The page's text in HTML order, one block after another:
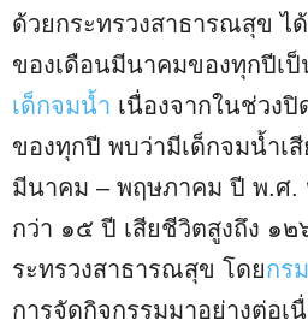
ด้วยกระทรวงสาธารณสุข ไ
ของเดือนมีนาคมของทุกปีเป็
เด็กจมน้ำ เนื่องจากในช่วง
ของทุกปี พบว่ามีเด็กจมน้ำเ
มีนาคม – พฤษภาคม ปี พ.ศ.
กว่า ๑๕ ปี เสียชีวิตสูงถึง ๑
ระทรวงสาธารณสุข โดยกร
การจัดกิจกรรมมาอย่างต่อเ